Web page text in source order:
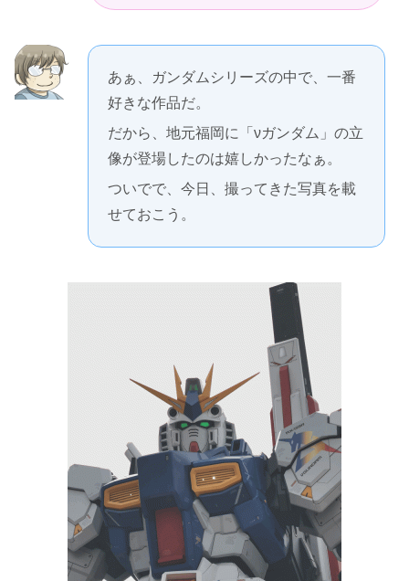
あぁ、ガンダムシリーズの中で、一番
好きな作品だ。
だから、地元福岡に「νガンダム」の立
像が登場したのは嬉しかったなぁ。
ついでで、今日、撮ってきた写真を載
せておこう。